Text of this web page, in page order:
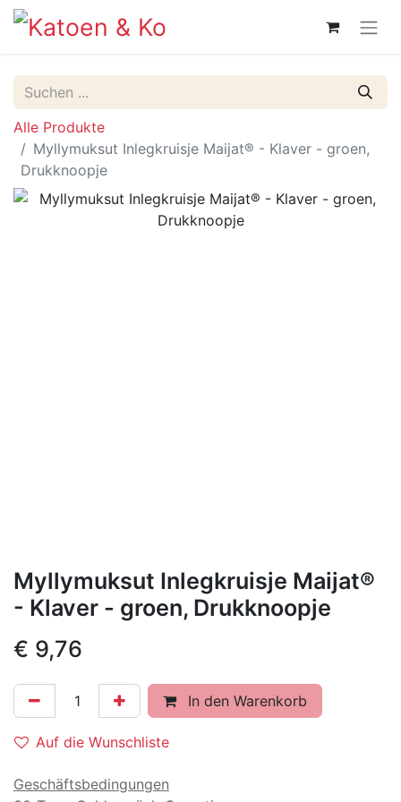
Alle Produkte
Myllymuksut Inlegkruisje Maijat® - Klaver - groen,
Drukknoopje
Myllymuksut Inlegkruisje Maijat®
- Klaver - groen, Drukknoopje
€ 9,76
In den Warenkorb
Auf die Wunschliste
Geschäftsbedingungen